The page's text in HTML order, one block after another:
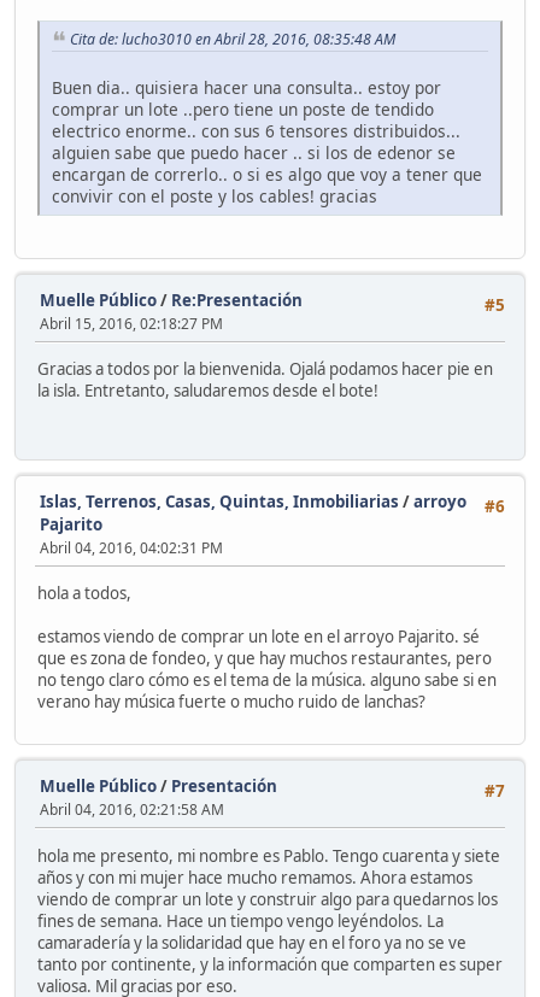
Cita de: lucho3010 en Abril 28, 2016, 08:35:48 AM
Buen dia.. quisiera hacer una consulta.. estoy por
comprar un lote ..pero tiene un poste de tendido
electrico enorme.. con sus 6 tensores distribuidos...
alguien sabe que puedo hacer .. si los de edenor se
encargan de correrlo.. o si es algo que voy a tener que
convivir con el poste y los cables! gracias
#5
Muelle Público/ Re:Presentación
Abril 15, 2016, 02:18:27 PM
Gracias a todos por la bienvenida. Ojalá podamos hacer pie en
la isla. Entretanto, saludaremos desde el bote!
#6
Islas, Terrenos, Casas, Quintas, Inmobiliarias /arroyo
Pajarito
Abril 04, 2016, 04:02:31 PM
hola a todos,
estamos viendo de comprar un lote en el arroyo Pajarito. sé
que es zona de fondeo, y que hay muchos restaurantes, pero
no tengo claro cómo es el tema de la música. alguno sabe si en
verano hay música fuerte o mucho ruido de lanchas?
#7
Muelle Público/ Presentación
Abril 04, 2016, 02:21:58 AM
hola me presento, mi nombre es Pablo. Tengo cuarenta y siete
años y con mi mujer hace mucho remamos. Ahora estamos
viendo de comprar un lote y construir algo para quedarnos los
fines de semana. Hace un tiempo vengo leyéndolos. La
camaradería y la solidaridad que hay en el foro ya no se ve
tanto por continente, y la información que comparten es super
valiosa. Mil gracias por eso.